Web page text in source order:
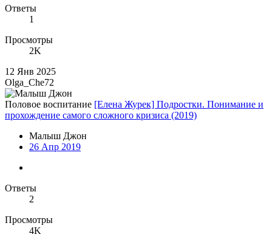
Ответы
1
Просмотры
2K
12 Янв 2025
Olga_Che72
Половое воспитание [Елена Журек] Подростки. Понимание и
прохождение самого сложного кризиса (2019)
Малыш Джон
26 Апр 2019
Ответы
2
Просмотры
4K